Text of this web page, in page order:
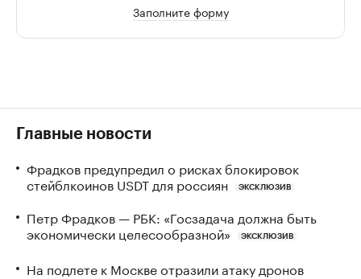
Заполните форму
Главные новости
Фрадков предупредил о рисках блокировок
стейблкоинов USDT для россиян
ЭКСКЛЮЗИВ
Петр Фрадков — РБК: «Госзадача должна быть
экономически целесообразной»
ЭКСКЛЮЗИВ
На подлете к Москве отразили атаку дронов